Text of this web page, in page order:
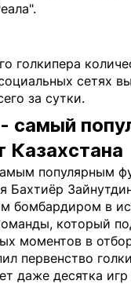
голкипера
сетях
за сутки.
самый
Казахстана
популярным
Бахтиёр
бомбардиром в
который
моментов в
первенство
даже десятка игр